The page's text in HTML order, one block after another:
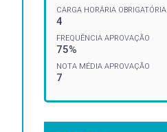
CARGA HORÁRIA OBRIGATÓRIA
4
FREQUÊNCIA APROVAÇÃO
75%
NOTA MÉDIA APROVAÇÃO
7